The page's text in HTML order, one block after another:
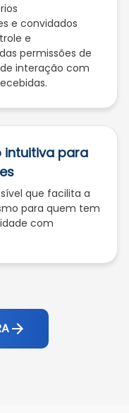
e convidados
e
permissões de
interação com
intuitiva para
que facilita a
para quem tem
com